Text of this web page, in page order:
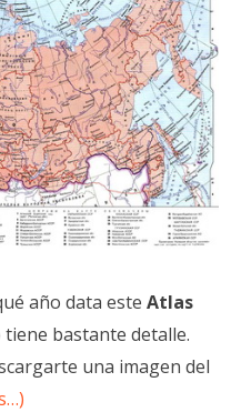
año data este Atlas
tiene bastante detalle.
una imagen del